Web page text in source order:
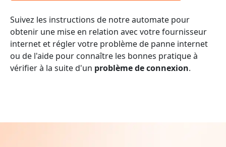
Suivez les instructions de notre automate pour
obtenir une mise en relation avec votre fournisseur
internet et régler votre problème de panne internet
ou de l'aide pour connaître les bonnes pratique à
vérifier à la suite d'un problème de connexion.